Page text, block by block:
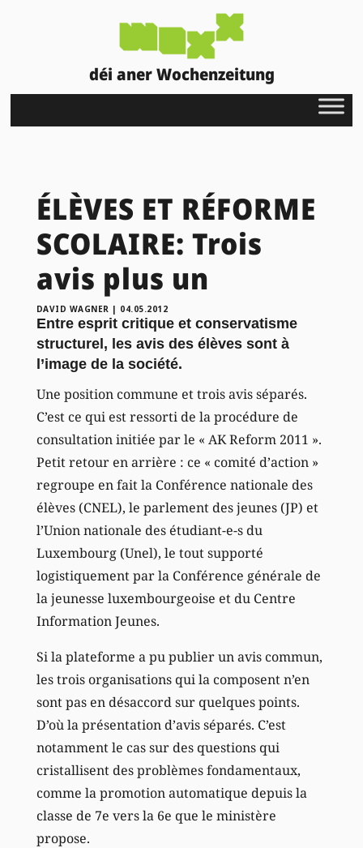
déi aner Wochenzeitung
ÉLÈVES ET RÉFORME
SCOLAIRE: Trois
avis plus un
DAVID WAGNER | 04.05.2012
Entre esprit critique et conservatisme
structurel, les avis des élèves sont à
l’image de la société.
Une position commune et trois avis séparés.
C’est ce qui est ressorti de la procédure de
consultation initiée par le « AK Reform 2011 ».
Petit retour en arrière : ce « comité d’action »
regroupe en fait la Conférence nationale des
élèves (CNEL), le parlement des jeunes (JP) et
l’Union nationale des étudiant-e-s du
Luxembourg (Unel), le tout supporté
logistiquement par la Conférence générale de
la jeunesse luxembourgeoise et du Centre
Information Jeunes.
Si la plateforme a pu publier un avis commun,
les trois organisations qui la composent n’en
sont pas en désaccord sur quelques points.
D’où la présentation d’avis séparés. C’est
notamment le cas sur des questions qui
cristallisent des problèmes fondamentaux,
comme la promotion automatique depuis la
classe de 7e vers la 6e que le ministère
propose.